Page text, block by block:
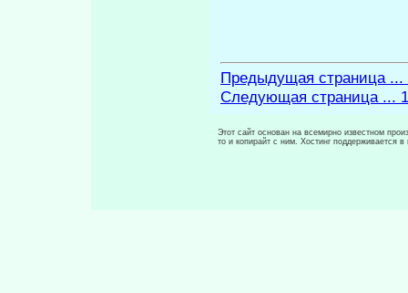
Предыдущая страница ...
Следующая страница ...
Этот сайт основан на всемирно известном
то и копирайт с ним. Хостинг поддерживается